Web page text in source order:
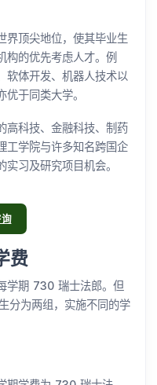
界顶尖地位，使其毕业生
构的优先考虑人才。例
软体开发、机器人技术以
于同类大学。
高科技、金融科技、制药
工学院与许多知名跨国企
习及研究项目机会。
费
学期 730 瑞士法郎。但
分为两组，实施不同的学